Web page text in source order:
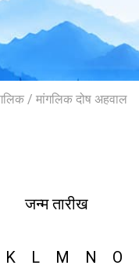
/ मांगलिक दोष अहवाल
जन्म तारीख
K L M N O